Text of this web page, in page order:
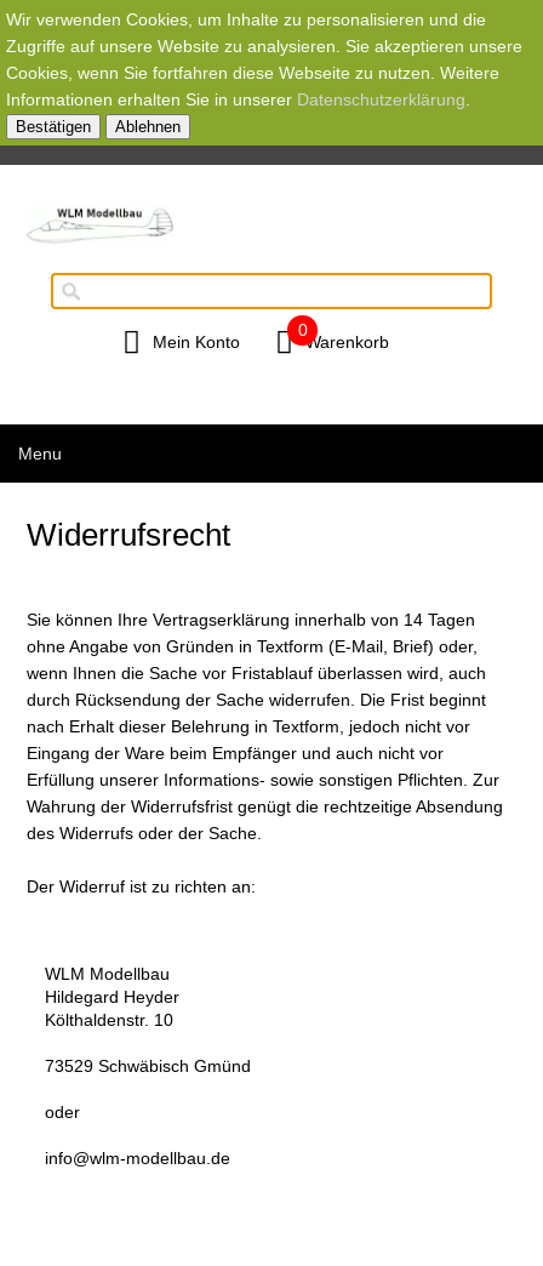
Wir verwenden Cookies, um Inhalte zu personalisieren und die
Zugriffe auf unsere Website zu analysieren. Sie akzeptieren unsere
Cookies, wenn Sie fortfahren diese Webseite zu nutzen. Weitere
Informationen erhalten Sie in unserer Datenschutzerklärung
Bestätigen Ablehnen
Mein Konto
0
Warenkorb
Menu
Widerrufsrecht
Sie können Ihre Vertragserklärung innerhalb von 14 Tagen
ohne Angabe von Gründen in Textform (E-Mail, Brief) oder,
wenn Ihnen die Sache vor Fristablauf überlassen wird, auch
durch Rücksendung der Sache widerrufen. Die Frist beginnt
nach Erhalt dieser Belehrung in Textform, jedoch nicht vor
Eingang der Ware beim Empfänger und auch nicht vor
Erfüllung unserer Informations- sowie sonstigen Pflichten. Zur
Wahrung der Widerrufsfrist genügt die rechtzeitige Absendung
des Widerrufs oder der Sache.
Der Widerruf ist zu richten an:
WLM Modellbau
Hildegard Heyder
Költhaldenstr. 10
73529 Schwäbisch Gmünd
oder
info@wlm-modellbau.de